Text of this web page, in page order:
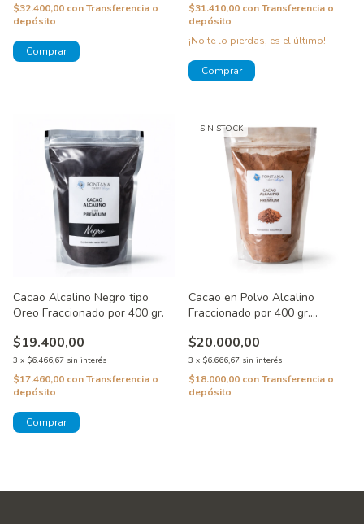
$32.400,00 conTransferencia o
depósito
$31.410,00 conTransferencia o
depósito
¡No te lo pierdas, es el último!
Cacao Alcalino Negro tipo
Oreo Fraccionado por 400 gr.
$19.400,00
3 x $6.466,67 sin interés
$17.460,00 conTransferencia o
depósito
SIN STOCK
Cacao en Polvo Alcalino
Fraccionado por 400 gr.
$20.000,00
3 x $6.666,67 sin interés
$18.000,00 conTransferencia o
depósito